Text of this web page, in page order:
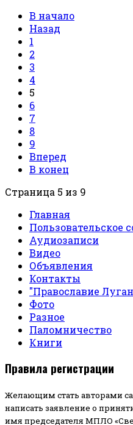
В начало
Назад
1
2
3
4
5
6
7
8
9
Вперед
В конец
Страница 5 из 9
Главная
Пользовательское
Аудиозаписи
Видео
Объявления
Контакты
"Православие
Фото
Разное
Паломничество
Книги
Правила регистрации
Желающим стать авторами
написать заявление о
имя председателя МПЛО